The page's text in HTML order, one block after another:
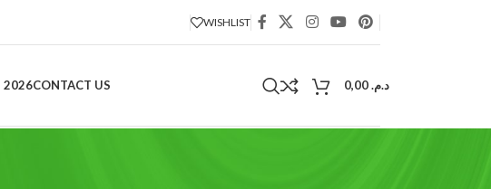
WISHLIST
2026CONTACT US د.م.